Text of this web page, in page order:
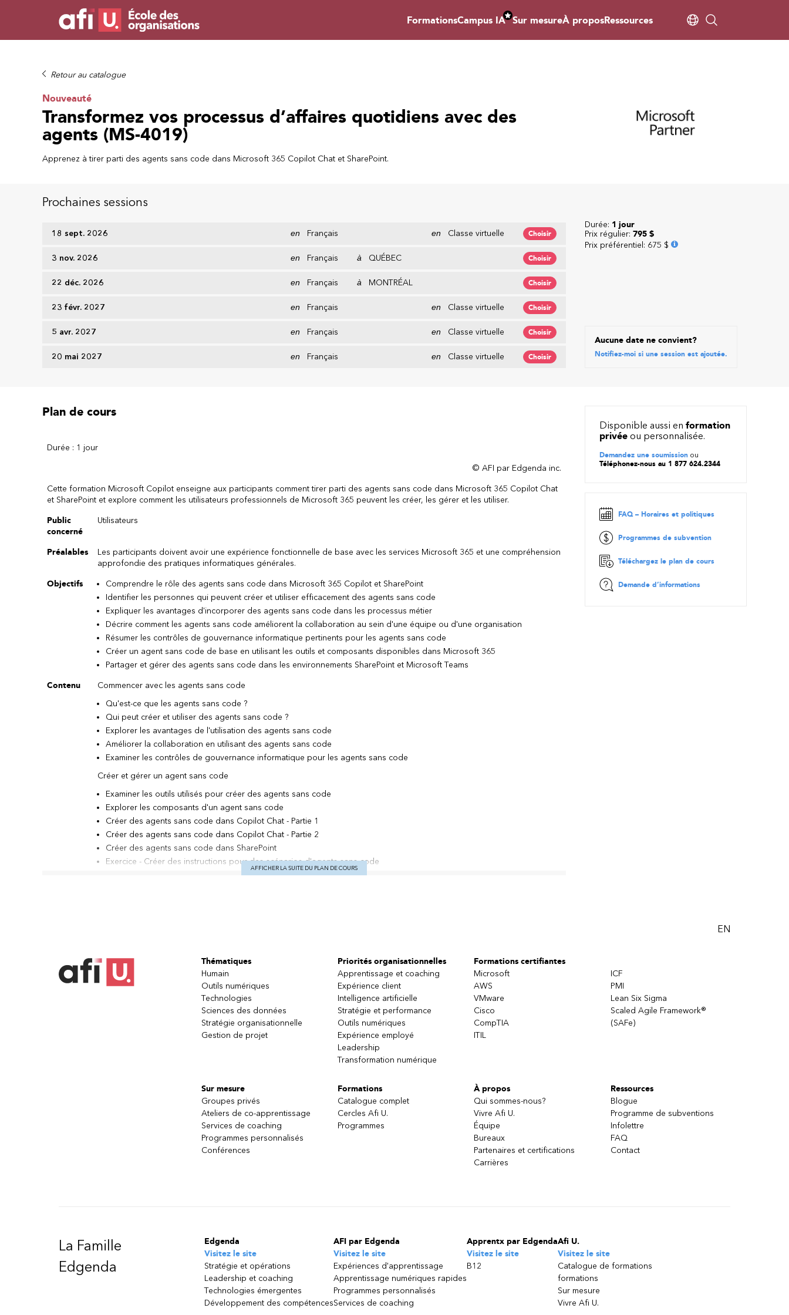
FormationsCampus IA Sur mesureÀ proposRessources
Retour au catalogue
Nouveauté
Transformez vos processus d’affaires quotidiens avec des
agents (MS-4019)
Apprenez à tirer parti des agents sans code dans Microsoft 365 Copilot Chat et SharePoint.
Prochaines sessions
18 sept. 2026 en Français en Classe virtuelle Choisir
3 nov. 2026 en Français à QUÉBEC Choisir
22 déc. 2026 en Français à MONTRÉAL Choisir
23 févr. 2027 en Français en Classe virtuelle Choisir
5 avr. 2027 en Français en Classe virtuelle Choisir
20 mai 2027 en Français en Classe virtuelle Choisir
Durée: 1 jour
Prix régulier: 795 $
Prix préférentiel : 675 $
Aucune date ne convient?
Notifiez-moi si une session est ajoutée.
Plan de cours
Durée : 1 jour
© AFI par Edgenda inc.
Cette formation Microsoft Copilot enseigne aux participants comment tirer parti des agents sans code dans Microsoft 365 Copilot Chat
et SharePoint et explore comment les utilisateurs professionnels de Microsoft 365 peuvent les créer, les gérer et les utiliser.
Public
concerné
Utilisateurs
Préalables
Les participants doivent avoir une expérience fonctionnelle de base avec les services Microsoft 365 et une compréhension
approfondie des pratiques informatiques générales.
Objectifs
Comprendre le rôle des agents sans code dans Microsoft 365 Copilot et SharePoint
Identifier les personnes qui peuvent créer et utiliser efficacement des agents sans code
Expliquer les avantages d'incorporer des agents sans code dans les processus métier
Décrire comment les agents sans code améliorent la collaboration au sein d'une équipe ou d'une organisation
Résumer les contrôles de gouvernance informatique pertinents pour les agents sans code
Créer un agent sans code de base en utilisant les outils et composants disponibles dans Microsoft 365
Partager et gérer des agents sans code dans les environnements SharePoint et Microsoft Teams
Contenu
Commencer avec les agents sans code
Qu'est-ce que les agents sans code ?
Qui peut créer et utiliser des agents sans code ?
Explorer les avantages de l'utilisation des agents sans code
Améliorer la collaboration en utilisant des agents sans code
Examiner les contrôles de gouvernance informatique pour les agents sans code
Créer et gérer un agent sans code
Examiner les outils utilisés pour créer des agents sans code
Explorer les composants d'un agent sans code
Créer des agents sans code dans Copilot Chat - Partie 1
Créer des agents sans code dans Copilot Chat - Partie 2
Créer des agents sans code dans SharePoint
Exercice - Créer des instructions pour des scénarios d'agents sans code
Exercice - Créer des invites de démarrage pour des scénarios d'agents sans code
Interagir avec des agents sans code dans les sites SharePoint
Explorer des cas d'utilisation pratiques des agents sans code pour les utilisateurs professionnelsExaminer comment les
flux sans code de Power Automate s'intègrent avec les agents sans code de SharePoint
AFFICHER LA SUITE DU PLAN DE COURS
Disponible aussi en formation
privée ou personnalisée.
Demandez une soumission ou
Téléphonez-nous au 1 877 624.2344
FAQ – Horaires et politiques
Programmes de subvention
Téléchargez le plan de cours
Demande d’informations
EN
Thématiques
Humain
Outils numériques
Technologies
Sciences des données
Stratégie organisationnelle
Gestion de projet
Priorités organisationnelles
Apprentissage et coaching
Expérience client
Intelligence artificielle
Stratégie et performance
Outils numériques
Expérience employé
Leadership
Transformation numérique
Formations certifiantes
Microsoft
AWS
VMware
Cisco
CompTIA
ITIL
ICF
PMI
Lean Six Sigma
Scaled Agile Framework®
(SAFe)
Sur mesure
Groupes privés
Ateliers de co-apprentissage
Services de coaching
Programmes personnalisés
Conférences
Formations
Catalogue complet
Cercles Afi U.
Programmes
À propos
Qui sommes-nous?
Vivre Afi U.
Équipe
Bureaux
Partenaires et certifications
Carrières
Ressources
Blogue
Programme de subventions
Infolettre
FAQ
Contact
La Famille
Edgenda
Edgenda
Visitez le site
Stratégie et opérations
Leadership et coaching
Technologies émergentes
Développement des compétences
AFI par Edgenda
Visitez le site
Expériences d'apprentissage
Apprentissage numériques rapides
Programmes personnalisés
Services de coaching
Apprentx par Edgenda
Visitez le site
B12
Afi U.
Visitez le site
Catalogue de formations
formations
Sur mesure
Vivre Afi U.